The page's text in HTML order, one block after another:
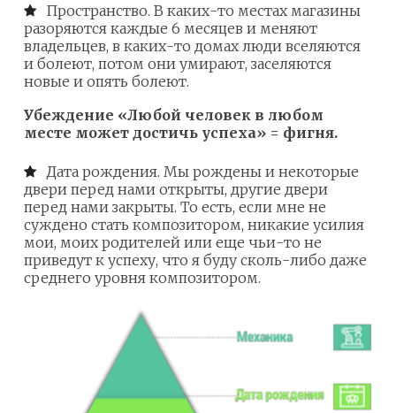
Пространство. В каких-то местах магазины
разоряются каждые 6 месяцев и меняют
владельцев, в каких-то домах люди вселяются
и болеют, потом они умирают, заселяются
новые и опять болеют.
Убеждение «Любой человек в любом
месте может достичь успеха» = фигня.
Дата рождения. Мы рождены и некоторые
двери перед нами открыты, другие двери
перед нами закрыты. То есть, если мне не
суждено стать композитором, никакие усилия
мои, моих родителей или еще чьи-то не
приведут к успеху, что я буду сколь-либо даже
среднего уровня композитором.